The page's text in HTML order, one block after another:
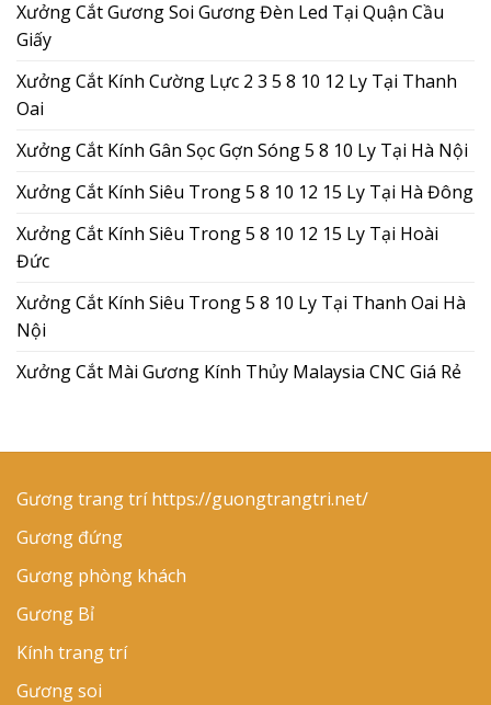
Xưởng Cắt Gương Soi Gương Đèn Led Tại Quận Cầu
Giấy
Xưởng Cắt Kính Cường Lực 2 3 5 8 10 12 Ly Tại Thanh
Oai
Xưởng Cắt Kính Gân Sọc Gợn Sóng 5 8 10 Ly Tại Hà Nội
Xưởng Cắt Kính Siêu Trong 5 8 10 12 15 Ly Tại Hà Đông
Xưởng Cắt Kính Siêu Trong 5 8 10 12 15 Ly Tại Hoài
Đức
Xưởng Cắt Kính Siêu Trong 5 8 10 Ly Tại Thanh Oai Hà
Nội
Xưởng Cắt Mài Gương Kính Thủy Malaysia CNC Giá Rẻ
Gương trang tríhttps://guongtrangtri.net/
Gương đứng
Gương phòng khách
Gương Bỉ
Kính trang trí
Gương soi